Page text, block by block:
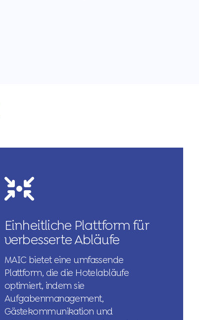
Einheitliche Plattform für
verbesserte Abläufe
MAIC bietet eine umfassende
Plattform, die die Hotelabläufe
optimiert, indem sie
Aufgabenmanagement,
Gästekommunikation und